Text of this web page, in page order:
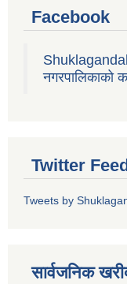
Facebook
नगरपालिकाको
Twitter
Tweets by
सार्वजनिक